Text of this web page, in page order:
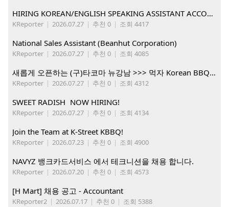
HIRING KOREAN/ENGLISH SPEAKING ASSISTANT ACCOUNT MANAGER
KReporter | 2026.07.27 | 추천 0 | 조회 4417
National Sales Assistant (Beanhut Corporation)
KReporter | 2026.07.27 | 추천 0 | 조회 4085
새롭게 오픈하는 (구)타코마 뉴강남 >>> 먹자 Korean BBQ 구인중
KReporter | 2026.07.27 | 추천 0 | 조회 4312
SWEET RADISH NOW HIRING!
KReporter | 2026.07.27 | 추천 0 | 조회 4134
Join the Team at K-Street KBBQ!
KReporter | 2026.07.23 | 추천 0 | 조회 4900
NAVYZ 뱅크카드서비스 에서 테크니션을 채용 합니다.
KReporter | 2026.07.20 | 추천 0 | 조회 4573
[H Mart] 채용 공고 - Accountant
KReporter2 | 2026.07.17 | 추천 0 | 조회 5388